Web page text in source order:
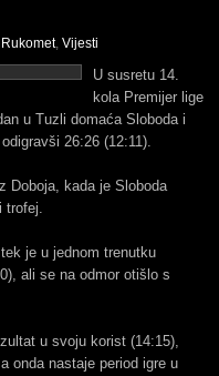
Rukomet, Vijesti
U susretu 14.
kola Premijer lige
u Tuzli domaća Sloboda i
26:26 (12:11).
Doboja, kada je Sloboda
trofej.
je u jednom trenutku
ali se na odmor otišlo s
u svoju korist (14:15),
onda nastaje period igre u